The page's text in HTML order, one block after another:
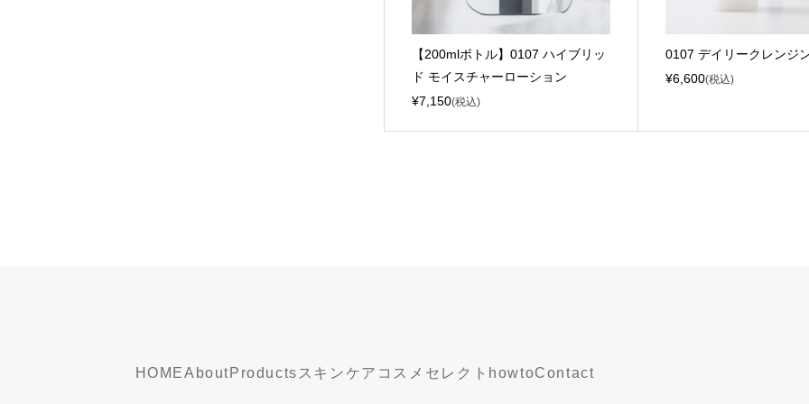
【200mlボトル】0107 ハイブリッ
ド モイスチャーローション
¥7,150(税込)
0107 デイリークレンジ
¥6,600(税込)
HOMEAboutProducts スキンケア コスメ セレクト howtoContact